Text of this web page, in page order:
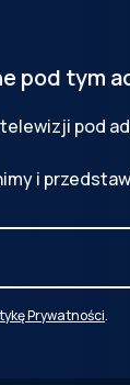
pod tym
pod
i
Prywatności.